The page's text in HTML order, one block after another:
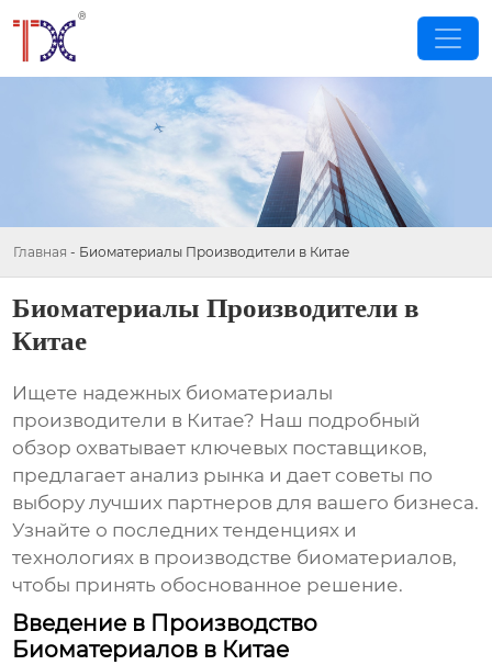
Главная - Биоматериалы Производители в Китае
Биоматериалы Производители в
Китае
Ищете надежных биоматериалы
производители в Китае? Наш подробный
обзор охватывает ключевых поставщиков,
предлагает анализ рынка и дает советы по
выбору лучших партнеров для вашего бизнеса.
Узнайте о последних тенденциях и
технологиях в производстве биоматериалов,
чтобы принять обоснованное решение.
Введение в Производство
Биоматериалов в Китае